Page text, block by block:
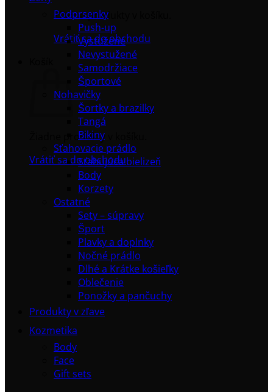
Žiadne produkty v košíku.
Vrátiť sa do obchodu
Žiadne produkty v košíku.
Vrátiť sa do obchodu
Podprsenky
Push-up
Vystužené
Nevystužené
Samodržiace
Športové
Nohavičky
Šortky a brazilky
Tangá
Bikiny
Sťahovacie prádlo
Sťahujúca bielizeň
Body
Korzety
Ostatné
Sety – súpravy
Šport
Plavky a doplnky
Nočné prádlo
Dlhé a Krátke košieľky
Oblečenie
Ponožky a pančuchy
Produkty v zľave
Kozmetika
Body
Face
Gift sets